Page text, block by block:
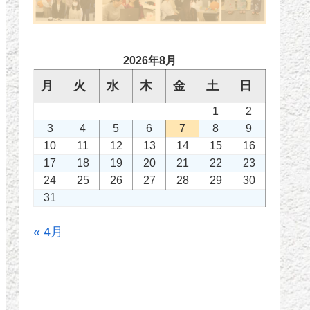
2026年8月
月 火 水 木 金 土 日
1
2
3
4 5 6 7 8
9
10
11 12 13 14 15
16
17
18 19 20 21 22
23
24
25 26 27 28 29
30
31
« 4月